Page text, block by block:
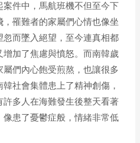
件中，馬航班機不但至今下
罹難者的家屬們心情也像坐
而墜入絕望，至今連真相都
加了焦慮與憤怒。而南韓歲
們內心飽受煎熬，也讓很多
社會集體患上了精神創傷，
多人在海難發生後整天看著
患了憂鬱症般，情緒非常低